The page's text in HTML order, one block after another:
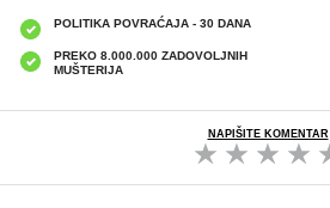
POLITIKA POVRAĆAJA - 30 DANA
PREKO 8.000.000 ZADOVOLJNIH
MUŠTERIJA
NAPIŠITE KOMENTAR